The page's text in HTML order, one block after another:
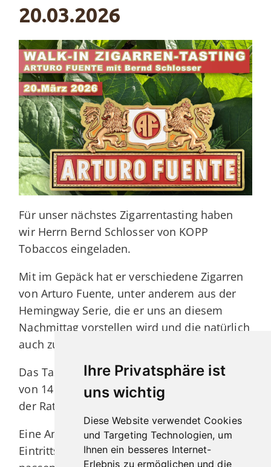
Ihre Privatsphäre ist
uns wichtig
Diese Website verwendet Cookies
und Targeting Technologien, um
Ihnen ein besseres Internet-
Erlebnis zu ermöglichen und die
20.03.2026
Für unser nächstes Zigarrentasting haben
wir Herrn Bernd Schlosser von KOPP
Tobaccos eingeladen.
Mit im Gepäck hat er verschiedene Zigarren
von Arturo Fuente, unter anderem aus der
Hemingway Serie, die er uns an diesem
Nachmittag vorstellen wird und die natürlich
auch zum Verkosten zur Verfügung stehen.
Das Tasting findet am Freitag, den 20. März
von 14 – 18 Uhr in unserem Ladengeschäft in
der Rathausgasse 26 in Freiburg statt.
Eine Anmeldung ist nicht erforderlich, der
Eintrittspreis beträgt 29,00 €. Eine Auswahl